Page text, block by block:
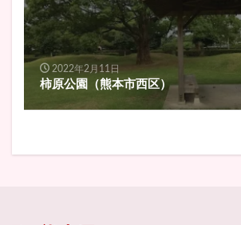
2022年2月11日
柿原公園（熊本市西区）